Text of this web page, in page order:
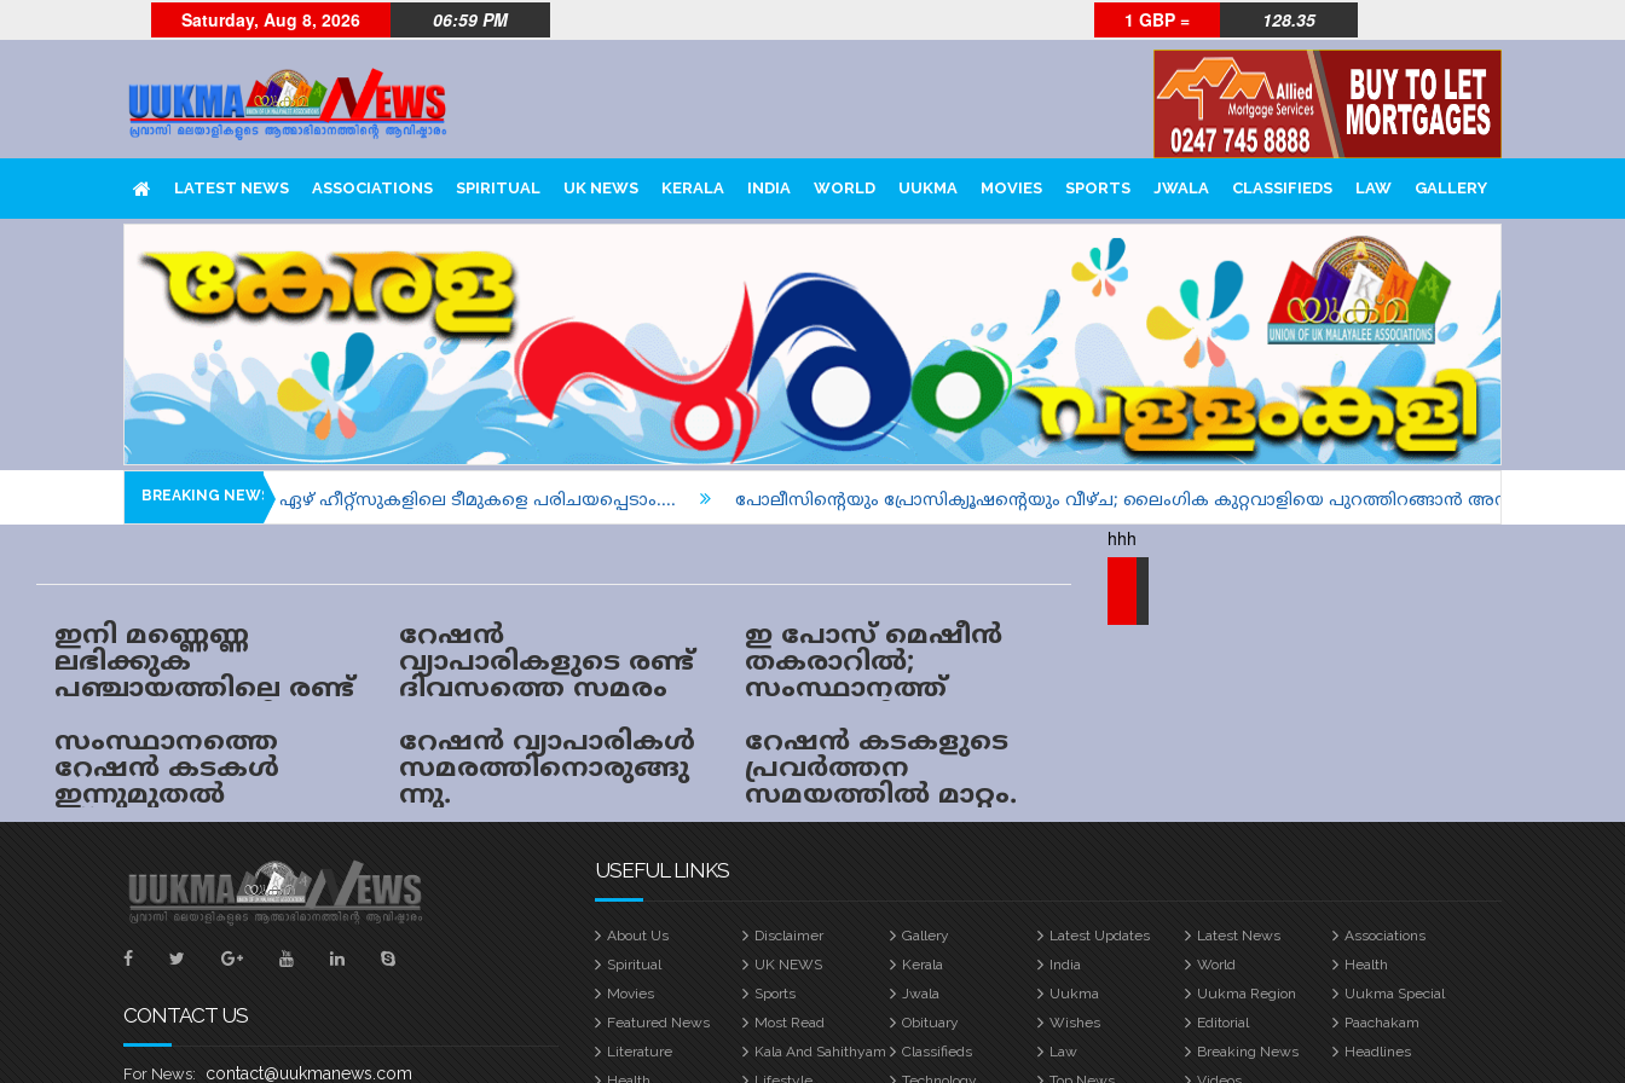
Saturday, Aug 8, 2026 06:59 PM 1 GBP = 128.35
LATEST NEWS ASSOCIATIONS SPIRITUAL UK NEWS KERALA INDIA WORLD UUKMA MOVIES SPORTS JWALA CLASSIFIEDS LAW GALLERY
BREAKING NEWS
ഒരാഴ്ച മാത്രം.....ആറ്, ഏഴ് ഹീറ്റ്സുകളിലെ ടീമുകളെ പരിചയപ്പെടാം.... പോലീസിന്റെയും പ്രോസിക്യൂഷന്റെയും വീഴ്ച; ലൈംഗിക കുറ്റവാളിയെ പുറത്തിറങ്ങാൻ അനുവദിച്ചത്
ഇനി മണ്ണെണ്ണ
ലഭിക്കുക
പഞ്ചായത്തിലെ രണ്ട്
മാത്രം;
നിയന്ത്രണവുമായി
സർക്കാർ
റേഷൻ
വ്യാപാരികളുടെ രണ്ട്
ദിവസത്തെ സമരം
രണ്ടുദിവസം റേഷൻ
കടകൾ അടച്ചിടും
ഇ പോസ് മെഷീൻ
തകരാറിൽ;
സംസ്ഥാനത്ത്
പൂർണമായും
തടസപ്പെട്ടു
സംസ്ഥാനത്തെ
റേഷൻ കടകൾ
ഇന്നുമുതൽ
സ്മാർട്ടാകും
റേഷൻ വ്യാപാരികൾ
സമരത്തിനൊരുങ്ങു
ന്നു.
റേഷന്‍ കടകളുടെ
പ്രവര്‍ത്തന
സമയത്തില്‍ മാറ്റം.
hhh
CONTACT US
For News: contact@uukmanews.com
USEFUL LINKS
About Us Disclaimer Gallery Latest Updates Latest News
Associations
Spiritual
UK NEWS Kerala India World
Health
Movies
Sports Jwala Uukma Uukma Region
Uukma Special
Featured News
Most Read Obituary Wishes Editorial
Paachakam
Literature
Kala And Sahithyam Classifieds Law Breaking News
Headlines